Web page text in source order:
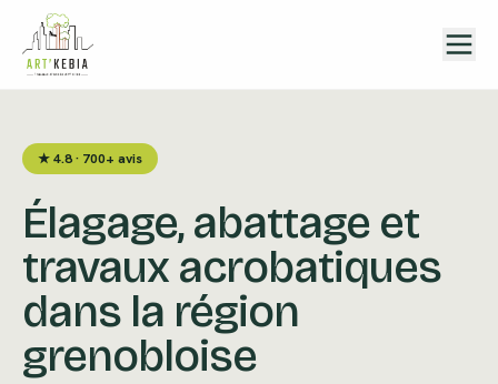
Aller au contenu
★ 4.8 · 700+ avis
Élagage, abattage et
travaux acrobatiques
dans la région
grenobloise